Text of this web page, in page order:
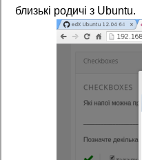
близькі родичі з Ubuntu.